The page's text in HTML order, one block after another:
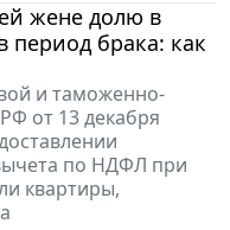
жене долю в
период брака: как
и таможенно-
от 13 декабря
по НДФЛ при
квартиры,